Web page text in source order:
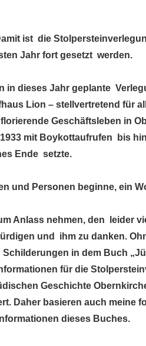
ist die
Jahr fort gesetzt werden.
in dieses Jahr geplante
Lion – stellvertretend für
Geschäftsleben in
mit Boykottaufrufen bis
Ende setzte.
und Personen beginne, ein
Anlass nehmen, den leider
und ihm zu danken.
in dem Buch
für die
Geschichte
Daher basieren auch meine
dieses Buches.